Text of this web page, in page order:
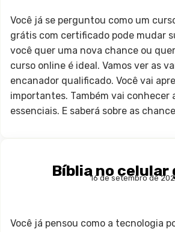
Você já se perguntou como um
grátis com certificado pode mudar
você quer uma nova chance ou
curso online é ideal. Vamos ver as
encanador qualificado. Você vai
importantes. Também vai conhecer
essenciais. E saberá sobre as
Bíblia no16 de setembro de
Você já pensou como a tecnologia